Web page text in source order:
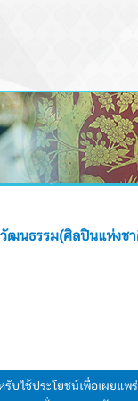
ฒนธรรม(ศิลปินแห่ง
บใช้ประโยชน์เพื่อเผยแ